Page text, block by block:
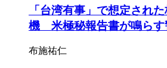
「台湾有事」で想定され
機 米極秘報告書が鳴らす
布施祐仁